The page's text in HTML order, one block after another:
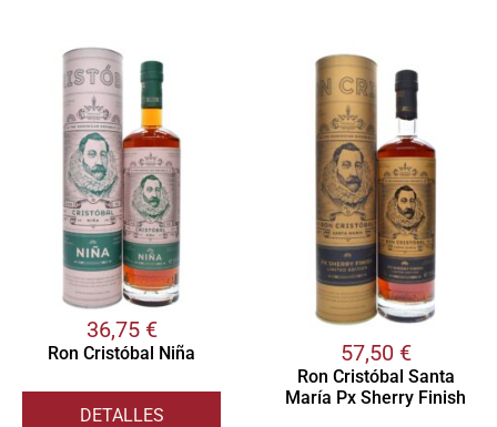
36,75 €
Ron Cristóbal Niña
DETALLES
57,50 €
Ron Cristóbal Santa
María Px Sherry Finish